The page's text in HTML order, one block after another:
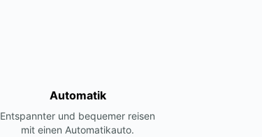
Automatik
Entspannter und bequemer reisen
mit einen Automatikauto.